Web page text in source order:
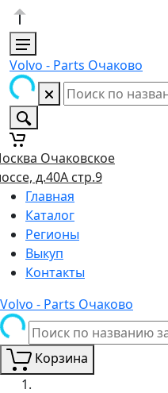
Volvo - Parts Очаково
Очаковское
д.40А стр.9
Главная
Каталог
Регионы
Выкуп
Контакты
Volvo - Parts Очаково
Корзина